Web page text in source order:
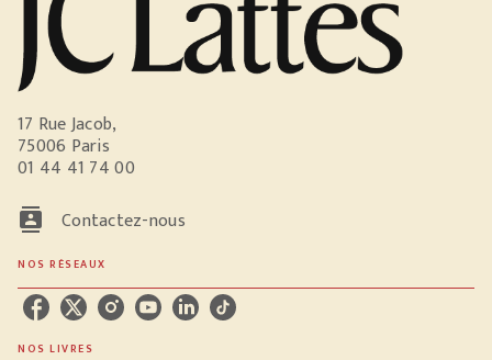
17 Rue Jacob,
75006 Paris
01 44 41 74 00
contacts Contactez-nous
NOS RÉSEAUX
NOS LIVRES